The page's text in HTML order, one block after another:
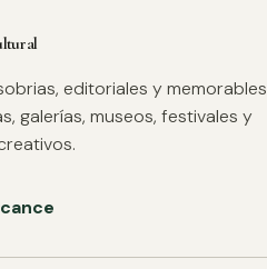
editoriales y memorables
galerías, museos, festivales y